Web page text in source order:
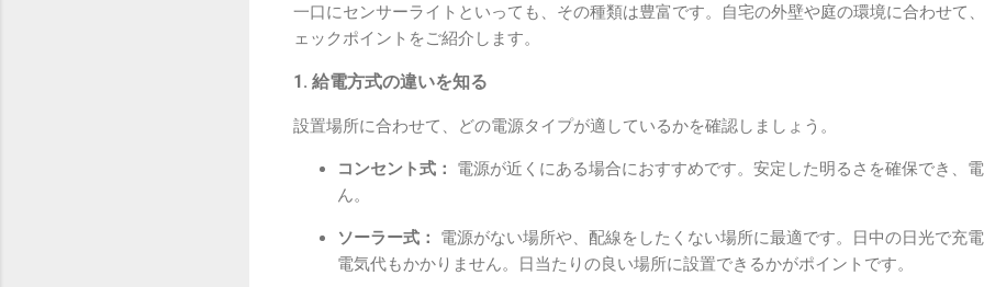
一口にセンサーライトといっても、その種類は豊富です。自宅の外壁や庭の環境に合わせて
ェックポイントをご紹介します。
1. 給電方式の違いを知る
設置場所に合わせて、どの電源タイプが適しているかを確認しましょう。
コンセント式：
電源が近くにある場合におすすめです。安定した明るさを確保でき、
ん。
ソーラー式：
電源がない場所や、配線をしたくない場所に最適です。日中の日光で充
電気代もかかりません。日当たりの良い場所に設置できるかがポイントです。